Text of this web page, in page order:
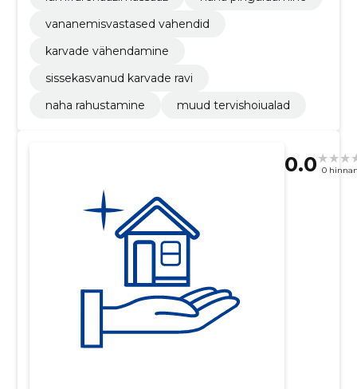
vananemisvastased vahendid
karvade vähendamine
sissekasvanud karvade ravi
naha rahustamine
muud tervishoiualad
0.0 0